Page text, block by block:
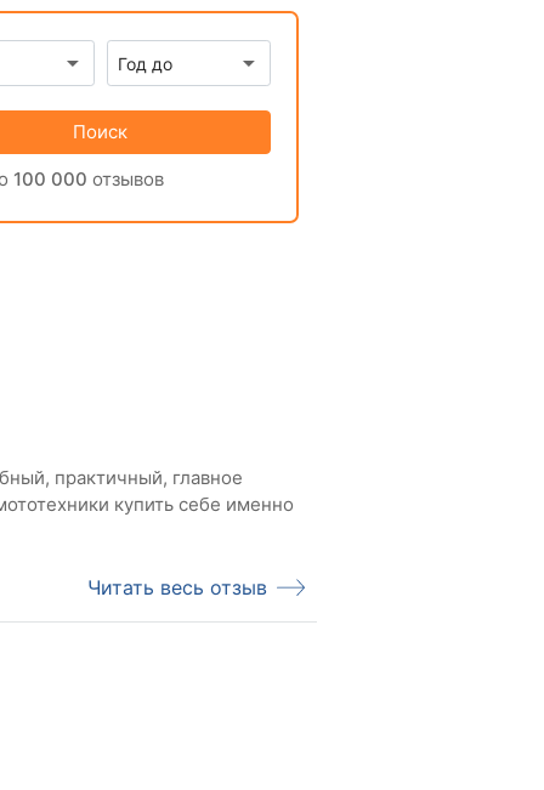
Поиск
100 000 отзывов
практичный, главное
купить себе именно
Читать весь отзыв